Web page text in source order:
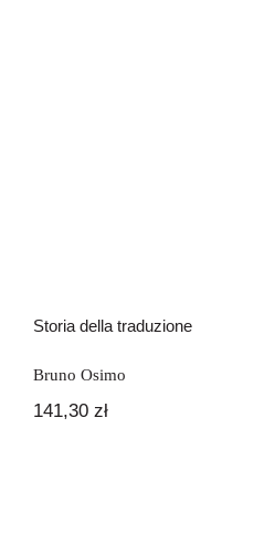
Storia della traduzione
Bruno Osimo
141,30 zł